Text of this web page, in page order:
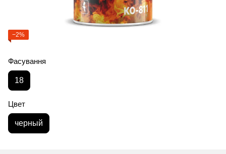
−2%
Фасування
18
Цвет
черный